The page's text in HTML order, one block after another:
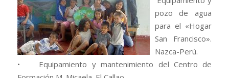
pozo de agua
para el «Hogar
San Francisco».
Nazca-Perú.
• Equipamiento y mantenimiento del Centro de